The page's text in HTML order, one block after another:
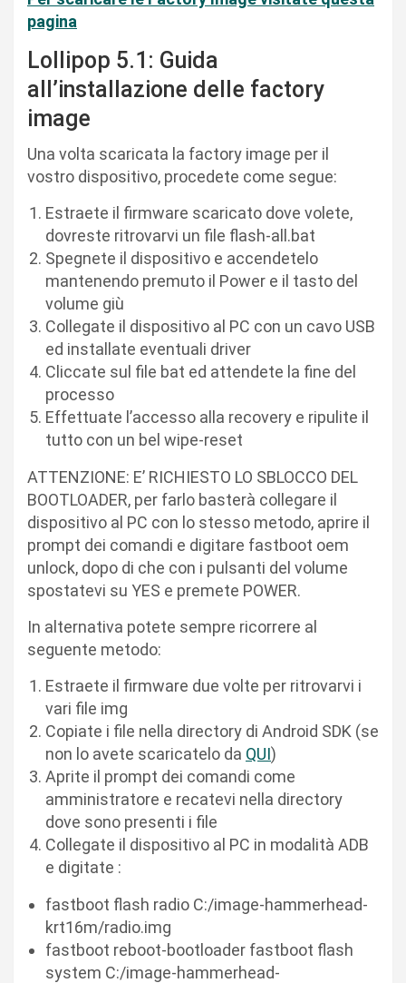
pagina
Lollipop 5.1: Guida
all’installazione delle factory
image
Una volta scaricata la factory image per il
vostro dispositivo, procedete come segue:
Estraete il firmware scaricato dove volete,
dovreste ritrovarvi un file flash-all.bat
Spegnete il dispositivo e accendetelo
mantenendo premuto il Power e il tasto del
volume giù
Collegate il dispositivo al PC con un cavo USB
ed installate eventuali driver
Cliccate sul file bat ed attendete la fine del
processo
Effettuate l’accesso alla recovery e ripulite il
tutto con un bel wipe-reset
ATTENZIONE: E’ RICHIESTO LO SBLOCCO DEL
BOOTLOADER, per farlo basterà collegare il
dispositivo al PC con lo stesso metodo, aprire il
prompt dei comandi e digitare fastboot oem
unlock, dopo di che con i pulsanti del volume
spostatevi su YES e premete POWER.
In alternativa potete sempre ricorrere al
seguente metodo:
Estraete il firmware due volte per ritrovarvi i
vari file img
Copiate i file nella directory di Android SDK (se
non lo avete scaricatelo da QUI)
Aprite il prompt dei comandi come
amministratore e recatevi nella directory
dove sono presenti i file
Collegate il dispositivo al PC in modalità ADB
e digitate :
fastboot flash radio C:/image-hammerhead-
krt16m/radio.img
fastboot reboot-bootloader fastboot flash
system C:/image-hammerhead-